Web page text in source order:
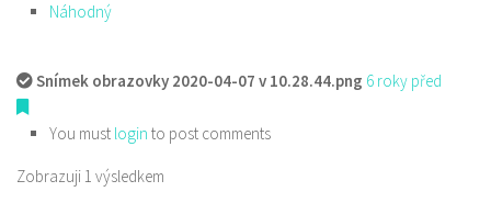
Náhodný
Snímek obrazovky 2020-04-07 v 10.28.44.png 6 roky před
You must login to post comments
Zobrazuji 1 výsledkem